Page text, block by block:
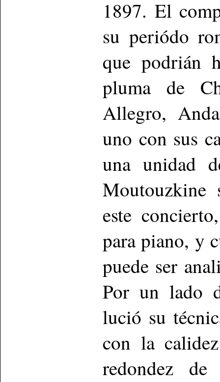
1897. El
su periódo
que podrián
pluma de
Allegro,
uno con sus
una unidad
Moutouzkine
este
para piano, y
puede ser
Por un lado
lució su
con la
redondez